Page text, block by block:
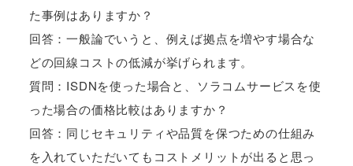
た事例はありますか？
回答：一般論でいうと、例えば拠点を増やす場合な
どの回線コストの低減が挙げられます。
質問：ISDNを使った場合と、ソラコムサービスを使
った場合の価格比較はありますか？
回答：同じセキュリティや品質を保つための仕組み
を入れていただいてもコストメリットが出ると思っ